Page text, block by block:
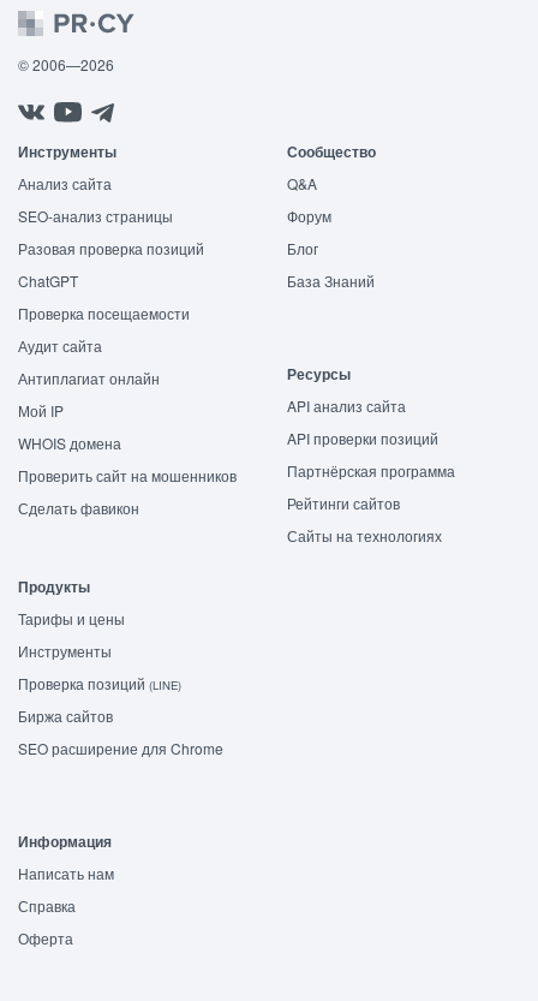
© 2006—2026
Инструменты
Анализ сайта
SEO-анализ страницы
Разовая проверка позиций
ChatGPT
Проверка посещаемости
Аудит сайта
Антиплагиат онлайн
Мой IP
WHOIS домена
Проверить сайт на мошенников
Сделать фавикон
Сообщество
Q&A
Форум
Блог
База Знаний
Ресурсы
API анализ сайта
API проверки позиций
Партнёрская программа
Рейтинги сайтов
Сайты на технологиях
Продукты
Тарифы и цены
Инструменты
Проверка позиций (LINE)
Биржа сайтов
SEO расширение для Chrome
Информация
Написать нам
Справка
Оферта